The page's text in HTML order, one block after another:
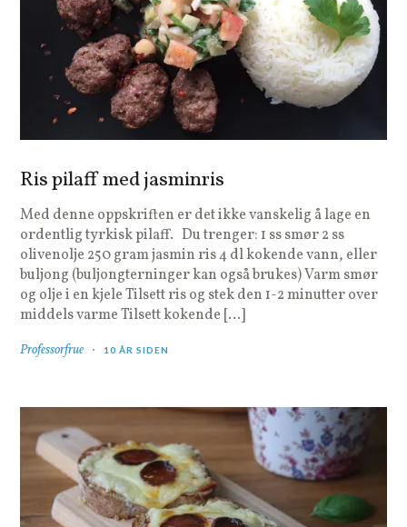
Ris pilaff med jasminris
Med denne oppskriften er det ikke vanskelig å lage en
ordentlig tyrkisk pilaff. Du trenger: 1 ss smør 2 ss
olivenolje 250 gram jasmin ris 4 dl kokende vann, eller
buljong (buljongterninger kan også brukes) Varm smør
og olje i en kjele Tilsett ris og stek den 1-2 minutter over
middels varme Tilsett kokende […]
Professorfrue 10 ÅR SIDEN